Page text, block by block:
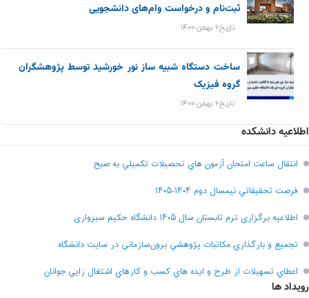
ثبت‌نام و درخواست وام‌های دانشجویی
تاریخ۶ بهمن ۱۴۰۰
ساخت دستگاه شبیه ساز نور خورشید توسط پژوهشگران
گروه فیزیک
تاریخ۶ بهمن ۱۴۰۰
اطلاعیه دانشکده
انتقال ساعت امتحان آزمون هاي تحصيلات تکميلي به صبح
فرصت تحقيقاتي نیمسال دوم ۱۴۰۴-۱۴۰۵
اطلاعیه برگزاری ترم تابستان سال ۱۴۰۵ دانشگاه حکیم سبزواری
تجميع و بارگذاري مکاتبات پژوهشي برون‌سازماني در سايت دانشگاه
اعطاي تسهيلات از طرح و ايده هاي کسب و کارهاي اشتغال زايي جوانان
رویداد ها